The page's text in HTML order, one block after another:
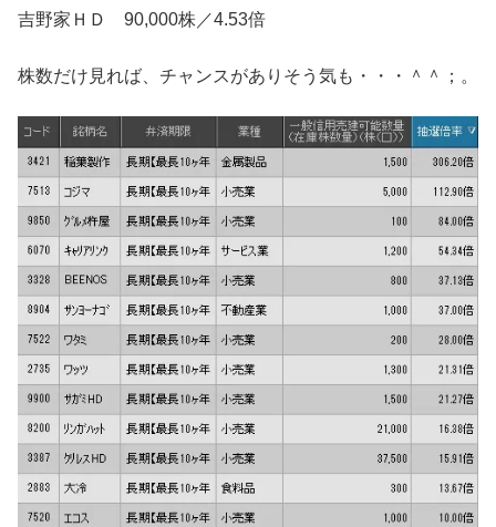
吉野家ＨＤ 90,000株／4.53倍
株数だけ見れば、チャンスがありそう気も・・・＾＾；。